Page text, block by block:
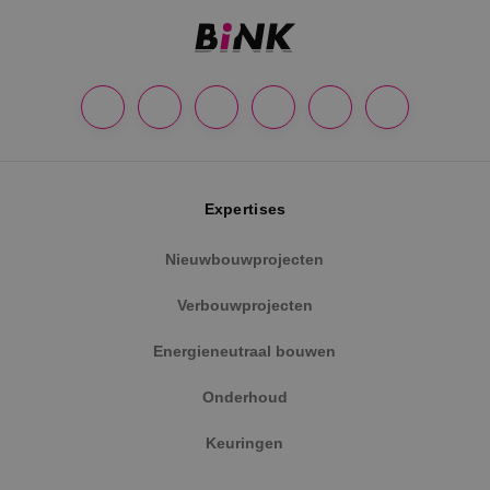
Expertises
Nieuwbouwprojecten
Verbouwprojecten
Energieneutraal bouwen
Onderhoud
Keuringen
VISITOR_PRIVACY_METADATA
YouTube